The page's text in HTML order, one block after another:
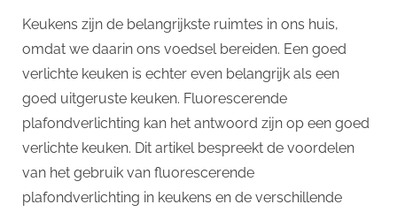
Verlicht
uw
ruimte
wijze!
Keukens zijn de belangrijkste ruimtes in ons huis,
omdat we daarin ons voedsel bereiden. Een goed
verlichte keuken is echter even belangrijk als een
goed uitgeruste keuken. Fluorescerende
plafondverlichting kan het antwoord zijn op een goed
verlichte keuken. Dit artikel bespreekt de voordelen
van het gebruik van fluorescerende
plafondverlichting in keukens en de verschillende